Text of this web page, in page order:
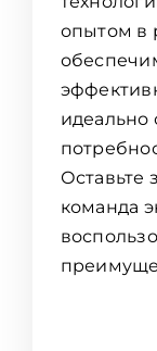
опытом в
идеально
Оставьте
команда